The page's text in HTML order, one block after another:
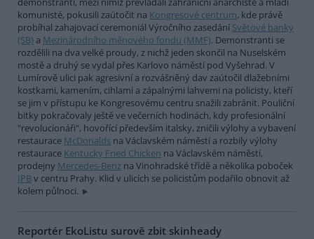
komunisté, pokusili zaútočit na Kongresové centrum, kde právě
probíhal zahajovací ceremoniál Výročního zasedání Světové banky
(SB) a Mezinárodního měnového fondu (MMF). Demonstranti se
rozdělili na dva velké proudy, z nichž jeden skončil na Nuselském
mostě a druhý se vydal přes Karlovo náměstí pod Vyšehrad. V
Lumírově ulici pak agresivní a rozvášněný dav zaútočil dlažebními
kostkami, kamením, cihlami a zápalnými lahvemi na policisty, kteří
se jim v přístupu ke Kongresovému centru snažili zabránit. Pouliční
bitky pokračovaly ještě ve večerních hodinách, kdy profesionální
"revolucionáři", hovořící především italsky, zničili výlohy a vybavení
restaurace McDonalds na Václavském náměstí a rozbily výlohy
restaurace Kentucky Fried Chicken na Václavském náměstí,
prodejny Mercedes-Benz na Vinohradské třídě a několika poboček
IPBv centru Prahy. Klid v ulicích se policistům podařilo obnovit až
kolem půlnoci.
Reportér EkoListu surově zbit skinheady